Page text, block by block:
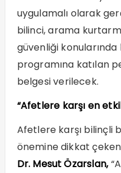
uygulamalı olarak
bilinci, arama
güvenliği konularında
programına katılan
belgesi verilecek.
“Afetlere karşı en
Afetlere karşı bilinçli
önemine dikkat çeken
Dr. Mesut Özarslan,